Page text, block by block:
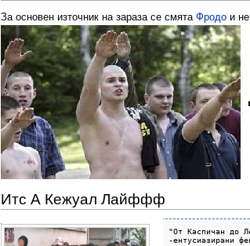
За основен източник на зараза се смята Фродои
Итс А Кежуал Лайффф
"От Каспичан до
-ентусиазирани